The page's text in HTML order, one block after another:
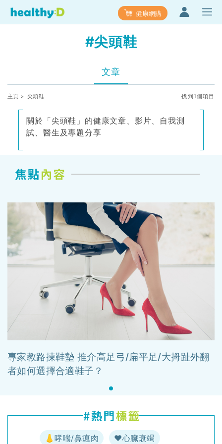
健康網購
#尖頭鞋
文章
主頁 > 尖頭鞋 找到1個項目
關於「尖頭鞋」的健康文章、影片、自我測
試、醫生及專題分享
專家教路揀鞋墊 推介高足弓/扁平足/大拇趾外翻
者如何選擇合適鞋子？
👃哮喘/鼻瘜肉 ♥️心臟衰竭